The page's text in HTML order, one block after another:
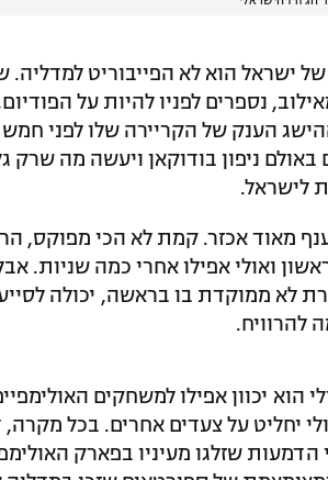
ישראל הוא לא הפייבוריט למדליה.
נספרים לפניו להיות על
הענק של הקריירה שלו לפני חמש
באולם ניפון בודוקאן ויעשה מה
לישראל.
ענף מאוד אכזר. קמת לא הכי מפוקס,
ואולי אפילו אחרי כמה שניות.
לא ממוקדת בו בראשה, יכולה
להרוויח.
הוא יכוון אפילו למשחקים
יחליט על צעדים אחרים. בכל
הדמעות שזלגו מעיניו בפארק